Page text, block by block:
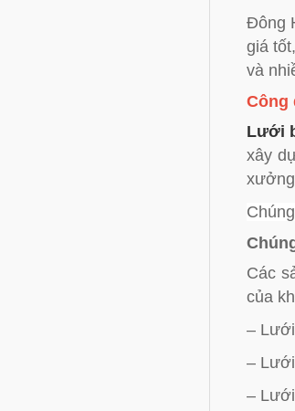
Đông
giá
và
Công
Lưới
xây
Các
của
–
–
–